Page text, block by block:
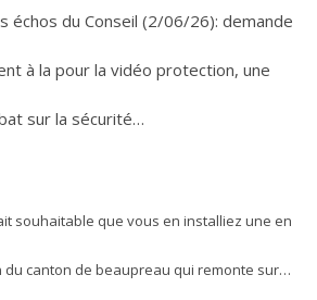
échos du Conseil (2/06/26): demande
à la pour la vidéo protection, une
sur la sécurité…
souhaitable que vous en installiez une en
du canton de beaupreau qui remonte sur…